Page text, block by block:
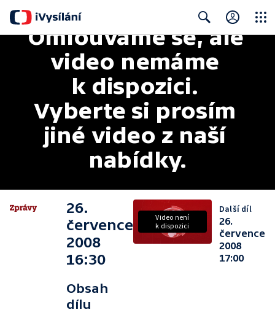
Search
Omlouváme se, ale
video nemáme
k dispozici.
Vyberte si prosím
jiné video z naší
nabídky.
26.
července
2008
16:30
Obsah
dílu
Video není
k dispozici
Další díl
26.
července
2008
17:00